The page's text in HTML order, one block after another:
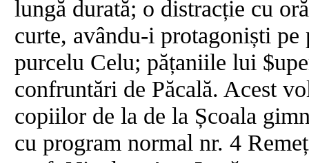
lungă durată; o distracție cu
curte, avându-i protagoniști pe
purcelu Celu; pățaniile lui
confruntări de Păcală. Acest
copiilor de la de la Școala
cu program normal nr. 4